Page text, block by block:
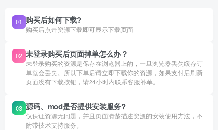
01 购买后如何下载?
购买后点击资源下载即可显示下载页面
02 未登录购买后页面掉单怎么办？
未登录购买的资源是保存在浏览器上的，一旦浏览器丢失缓存订
单就会丢失。所以下单后请立即下载你的资源，如果支付后刷新
页面没有下载按钮，请24小时内联系客服补单。
03 源码、mod是否提供安装服务?
仅保证资源无问题，并且页面清楚描述资源的安装使用方法，不
附带技术支持服务。